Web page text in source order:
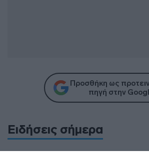
Προσθήκη ως
πηγή στην
Ειδήσεις σήμερα